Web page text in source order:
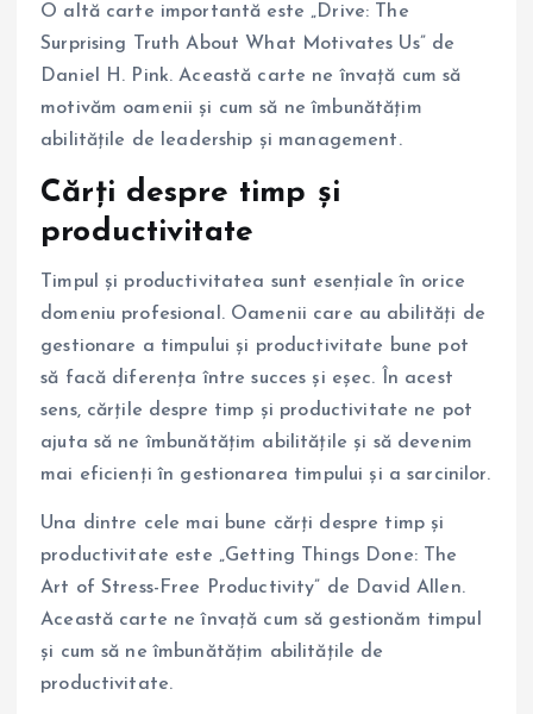
O altă carte importantă este „Drive: The
Surprising Truth About What Motivates Us” de
Daniel H. Pink. Această carte ne învață cum să
motivăm oamenii și cum să ne îmbunătățim
abilitățile de leadership și management.
Cărți despre timp și
productivitate
Timpul și productivitatea sunt esențiale în orice
domeniu profesional. Oamenii care au abilități de
gestionare a timpului și productivitate bune pot
să facă diferența între succes și eșec. În acest
sens, cărțile despre timp și productivitate ne pot
ajuta să ne îmbunătățim abilitățile și să devenim
mai eficienți în gestionarea timpului și a sarcinilor.
Una dintre cele mai bune cărți despre timp și
productivitate este „Getting Things Done: The
Art of Stress-Free Productivity” de David Allen.
Această carte ne învață cum să gestionăm timpul
și cum să ne îmbunătățim abilitățile de
productivitate.